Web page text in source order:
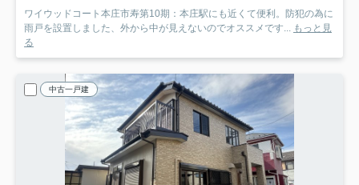
ワイウッドコート本庄市寿第10期：本庄駅にも近くて便利。防犯の為に
雨戸を設置しました、外から中が見えないのでオススメです... もっと見
る
中古一戸建